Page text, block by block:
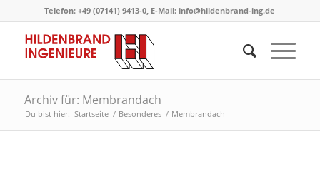
Telefon: +49 (07141) 9413-0, E-Mail: info@hildenbrand-ing.de
Archiv für: Membrandach
Du bist hier: Startseite / Besonderes / Membrandach